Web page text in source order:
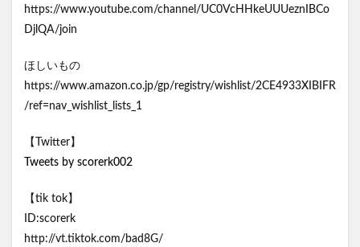
https://www.youtube.com/channel/UC0VcHHkeUUUeznIBCo
DjlQA/join
ほしいもの
https://www.amazon.co.jp/gp/registry/wishlist/2CE4933XIBIFR
/ref=nav_wishlist_lists_1
【Twitter】
Tweets by scorerk002
【tik tok】
ID:scorerk
http://vt.tiktok.com/bad8G/